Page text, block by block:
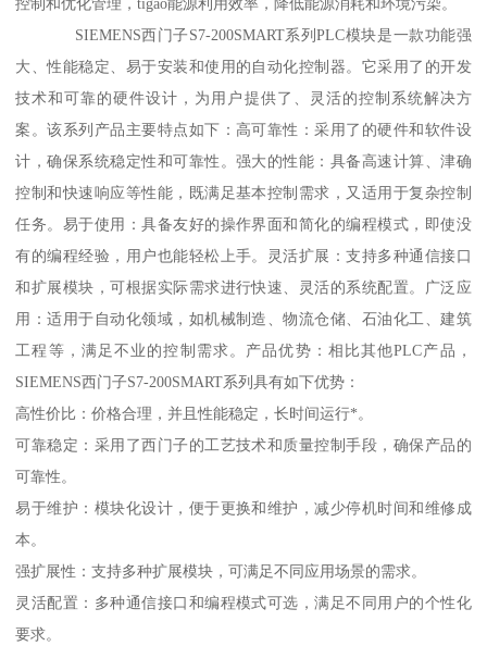
控制和优化管理，tigao能源利用效率，降低能源消耗和环境污染。
SIEMENS西门子S7-200SMART系列PLC模块是一款功能强
大、性能稳定、易于安装和使用的自动化控制器。它采用了的开发
技术和可靠的硬件设计，为用户提供了、灵活的控制系统解决方
案。该系列产品主要特点如下：高可靠性：采用了的硬件和软件设
计，确保系统稳定性和可靠性。强大的性能：具备高速计算、津确
控制和快速响应等性能，既满足基本控制需求，又适用于复杂控制
任务。易于使用：具备友好的操作界面和简化的编程模式，即使没
有的编程经验，用户也能轻松上手。灵活扩展：支持多种通信接口
和扩展模块，可根据实际需求进行快速、灵活的系统配置。广泛应
用：适用于自动化领域，如机械制造、物流仓储、石油化工、建筑
工程等，满足不业的控制需求。产品优势：相比其他PLC产品，
SIEMENS西门子S7-200SMART系列具有如下优势：
高性价比：价格合理，并且性能稳定，长时间运行*。
可靠稳定：采用了西门子的工艺技术和质量控制手段，确保产品的
可靠性。
易于维护：模块化设计，便于更换和维护，减少停机时间和维修成
本。
强扩展性：支持多种扩展模块，可满足不同应用场景的需求。
灵活配置：多种通信接口和编程模式可选，满足不同用户的个性化
要求。